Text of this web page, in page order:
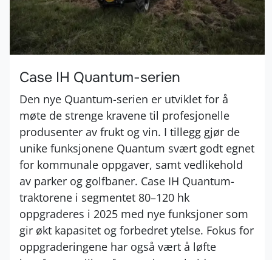
Case IH Quantum-serien
Den nye Quantum-serien er utviklet for å
møte de strenge kravene til profesjonelle
produsenter av frukt og vin. I tillegg gjør de
unike funksjonene Quantum svært godt egnet
for kommunale oppgaver, samt vedlikehold
av parker og golfbaner. Case IH Quantum-
traktorene i segmentet 80–120 hk
oppgraderes i 2025 med nye funksjoner som
gir økt kapasitet og forbedret ytelse. Fokus for
oppgraderingene har også vært å løfte